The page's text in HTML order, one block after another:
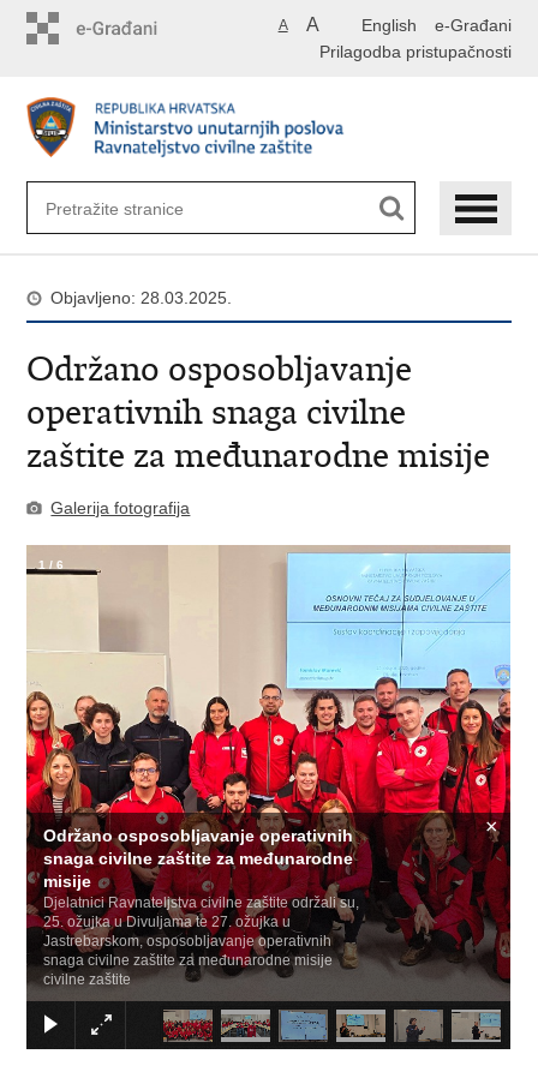
English e-Građani
A A
Prilagodba pristupačnosti
Objavljeno: 28.03.2025.
Održano osposobljavanje
operativnih snaga civilne
zaštite za međunarodne misije
Galerija fotografija
Održano osposobljavanje operativnih
snaga civilne zaštite za međunarodne
misije
Djelatnici Ravnateljstva civilne zaštite održali su,
25. ožujka u Divuljama te 27. ožujka u
Jastrebarskom, osposobljavanje operativnih
snaga civilne zaštite za međunarodne misije
civilne zaštite
×
1 /6